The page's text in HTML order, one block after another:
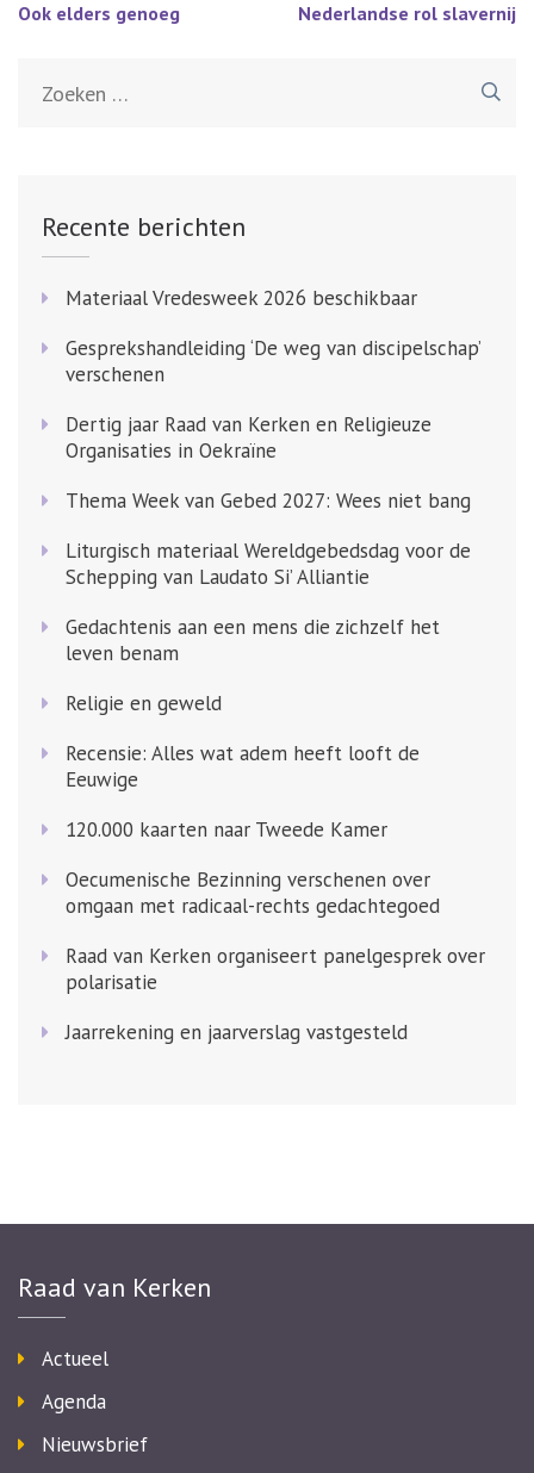
Bericht
Ook elders genoeg Nederlandse rol slavernij
Recente berichten
Materiaal Vredesweek 2026 beschikbaar
Gesprekshandleiding ‘De weg van discipelschap’
verschenen
Dertig jaar Raad van Kerken en Religieuze
Organisaties in Oekraïne
Thema Week van Gebed 2027: Wees niet bang
Liturgisch materiaal Wereldgebedsdag voor de
Schepping van Laudato Si’ Alliantie
Gedachtenis aan een mens die zichzelf het
leven benam
Religie en geweld
Recensie: Alles wat adem heeft looft de
Eeuwige
120.000 kaarten naar Tweede Kamer
Oecumenische Bezinning verschenen over
omgaan met radicaal-rechts gedachtegoed
Raad van Kerken organiseert panelgesprek over
polarisatie
Jaarrekening en jaarverslag vastgesteld
Raad van Kerken
Actueel
Agenda
Nieuwsbrief